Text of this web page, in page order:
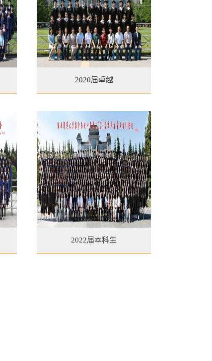
2020届卓越
2022届本科生